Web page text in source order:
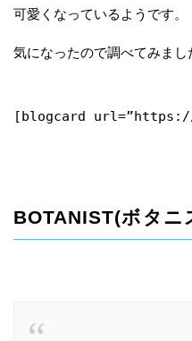
可愛くなっているようです。
気になったので調べてみまし
[blogcard
BOTANIST(ボタニ